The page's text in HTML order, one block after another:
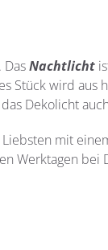
Nachtlicht
Stück wird
Dekolicht
mit
Werktagen